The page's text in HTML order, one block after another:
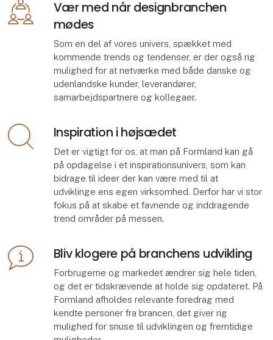
Vær med når designbranchen
mødes
Som en del af vores univers, spækket med
kommende trends og tendenser, er der også rig
mulighed for at netværke med både danske og
udenlandske kunder, leverandører,
samarbejdspartnere og kollegaer.
Inspiration i højsædet
Det er vigtigt for os, at man på Formland kan gå
på opdagelse i et inspirationsunivers, som kan
bidrage til ideer der kan være med til at
udviklinge ens egen virksomhed. Derfor har vi stor
fokus på at skabe et favnende og inddragende
trend områder på messen.
Bliv klogere på branchens udvikling
Forbrugerne og markedet ændrer sig hele tiden,
og det er tidskrævende at holde sig opdateret. På
Formland afholdes relevante foredrag med
kendte personer fra brancen, det giver rig
mulighed for snuse til udviklingen og fremtidige